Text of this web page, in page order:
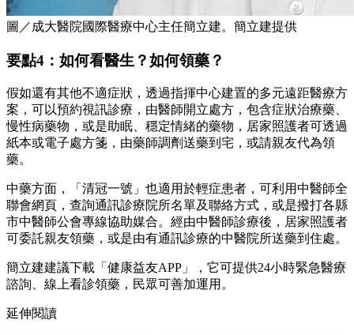
圖／成大醫院國際醫療中心主任簡立建。簡立建提供
要點4：如何看醫生？如何領藥？
假如還有其他不適症狀，透過指揮中心建置的多元遠距醫療方
案，可以預約視訊診療，由醫師開立處方，包含症狀治療藥、
慢性病藥物，或是助眠、穩定情緒的藥物，居家照護者可透過
紙本或電子處方箋，由藥師調劑送藥到宅，或請親友代為領
藥。
中藥方面，「清冠一號」也適用於輕症患者，可利用中醫師全
聯會網頁，查詢通訊診療院所名單及聯絡方式，或是撥打各縣
市中醫師公會專線協助媒合。經由中醫師診療後，居家照護者
可委託親友領藥，或是由有通訊診療的中醫院所送藥到住處。
簡立建建議下載「健康益友APP」，它可提供24小時緊急醫療
諮詢、線上看診領藥，民眾可善加運用。
延伸閱讀